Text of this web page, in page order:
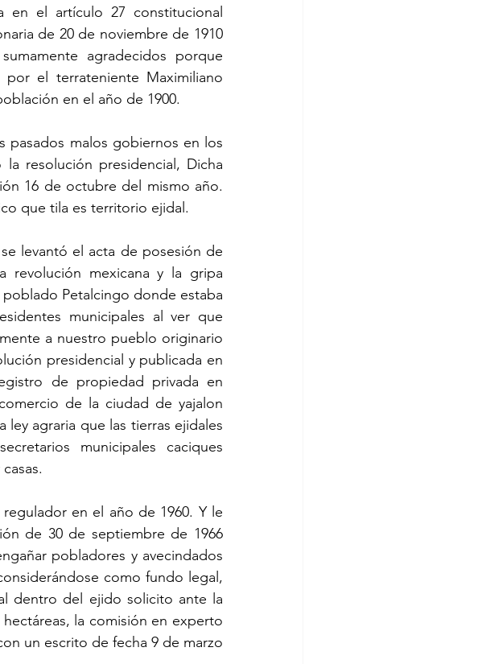
en el artículo 27 constitucional
de 20 de noviembre de 1910
agradecidos porque
el terrateniente Maximiliano
en el año de 1900.
pasados malos gobiernos en los
resolución presidencial, Dicha
16 de octubre del mismo año.
que tila es territorio ejidal.
levantó el acta de posesión de
revolución mexicana y la gripa
Petalcingo donde estaba
municipales al ver que
a nuestro pueblo originario
presidencial y publicada en
de propiedad privada en
de la ciudad de yajalon
ley agraria que las tierras ejidales
municipales caciques
en el año de 1960. Y le
de 30 de septiembre de 1966
pobladores y avecindados
como fundo legal,
dentro del ejido solicito ante la
la comisión en experto
un escrito de fecha 9 de marzo